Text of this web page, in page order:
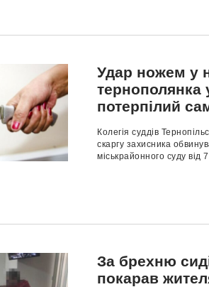
Удар ножем у
тернополянка
потерпілий
Колегія суддів
скаргу захисника
міськрайонного суду від
За брехню
покарав